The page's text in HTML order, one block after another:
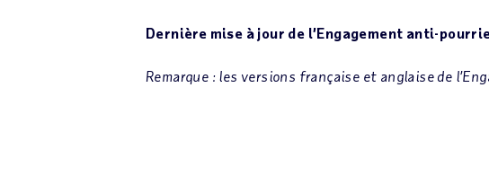
Dernière mise à jour de l’Engagement anti-
Remarque : les versions française et anglaise de